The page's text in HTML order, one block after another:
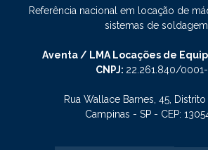
Referência nacional em locação de
sistemas de soldagem.
Aventa / LMA Locações de
CNPJ: 22.261.840/
Rua Wallace Barnes, 45, Distrito
Campinas - SP - CEP: